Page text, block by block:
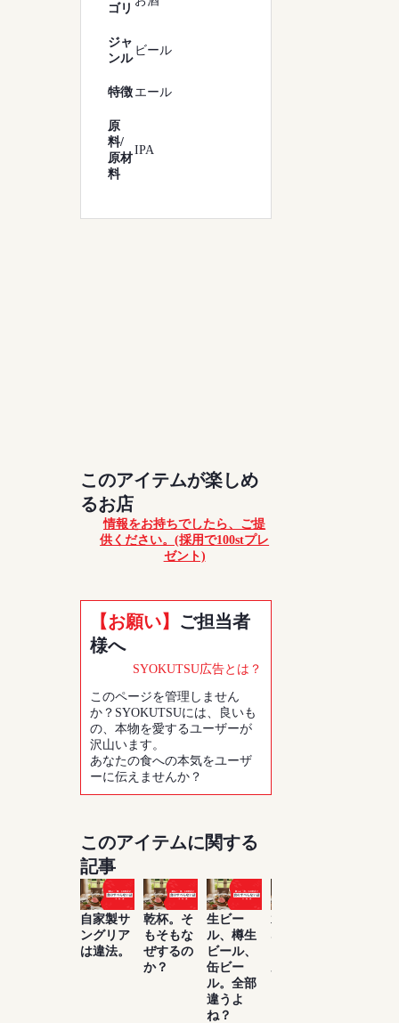
ゴリ
ジャ
ンル
ビール
特徴 エール
原
料/
原材
料
IPA
このアイテムが楽しめ
るお店
情報をお持ちでしたら、ご提
供ください。(採用で100stプレ
ゼント)
【お願い】
ご担当者
様へ
SYOKUTSU広告とは？
このページを管理しません
か？SYOKUTSUには、良いも
の、本物を愛するユーザーが
沢山います。
あなたの食への本気をユーザ
ーに伝えませんか？
このアイテムに関する
記事
自家製サ
ングリア
は違法。
乾杯。そ
もそもな
ぜするの
か？
生ビー
ル、樽生
ビール、
缶ビー
ル。全部
違うよ
ね？
水は飲め
ないけ